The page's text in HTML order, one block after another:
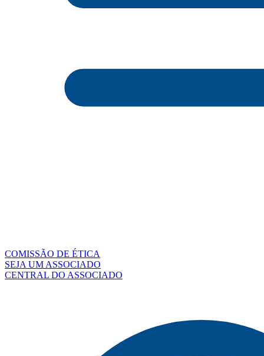
COMISSÃO DE ÉTICA
SEJA UM ASSOCIADO
CENTRAL DO ASSOCIADO